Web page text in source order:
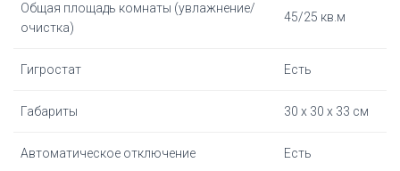
Общая площадь комнаты (увлажнение/
очистка)
45/25 кв.м
Гигростат Есть
Габариты 30 х 30 х 33 см
Автоматическое отключение Есть